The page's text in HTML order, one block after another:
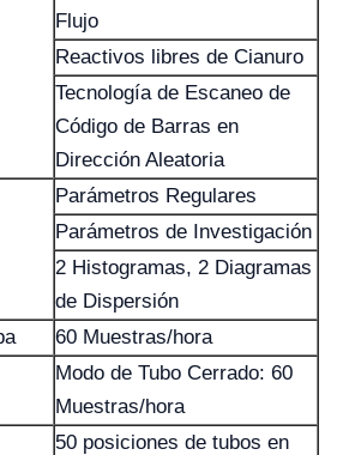
Flujo
Reactivos libres de Cianuro
Tecnología de Escaneo de
Código de Barras en
Dirección Aleatoria
Parámetros Regulares
Parámetros de Investigación
2 Histogramas, 2 Diagramas
de Dispersión
60 Muestras/hora
Modo de Tubo Cerrado: 60
Muestras/hora
50 posiciones de tubos en